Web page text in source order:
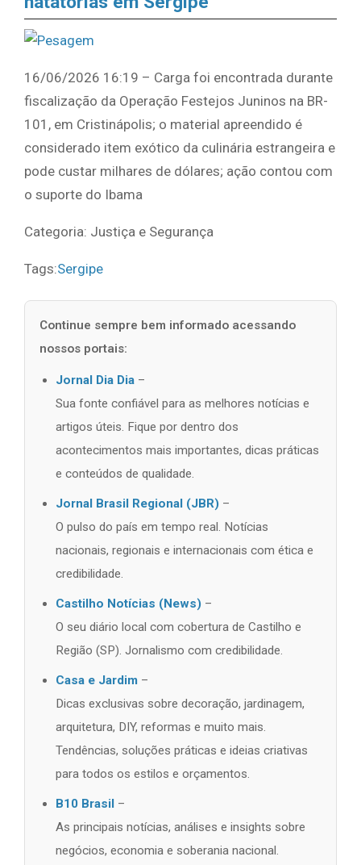
16/06/2026 16:19 – Carga foi encontrada durante
fiscalização da Operação Festejos Juninos na BR-
101, em Cristinápolis; o material apreendido é
considerado item exótico da culinária estrangeira e
pode custar milhares de dólares; ação contou com
o suporte do Ibama
Categoria: Justiça e Segurança
Tags:Sergipe
Continue sempre bem informado acessando
nossos portais:
Jornal Dia Dia –
Sua fonte confiável para as melhores notícias e
artigos úteis. Fique por dentro dos
acontecimentos mais importantes, dicas práticas
e conteúdos de qualidade.
Jornal Brasil Regional (JBR) –
O pulso do país em tempo real. Notícias
nacionais, regionais e internacionais com ética e
credibilidade.
Castilho Notícias (News) –
O seu diário local com cobertura de Castilho e
Região (SP). Jornalismo com credibilidade.
Casa e Jardim –
Dicas exclusivas sobre decoração, jardinagem,
arquitetura, DIY, reformas e muito mais.
Tendências, soluções práticas e ideias criativas
para todos os estilos e orçamentos.
B10 Brasil –
As principais notícias, análises e insights sobre
negócios, economia e soberania nacional.